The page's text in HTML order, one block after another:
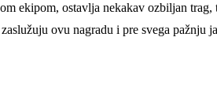
ekipom, ostavlja nekakav ozbiljan
ovu nagradu i pre svega pažnju